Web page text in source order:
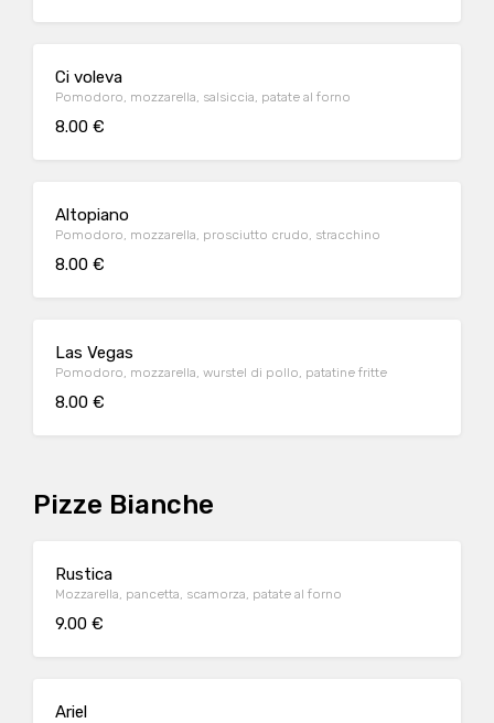
Ci voleva
Pomodoro, mozzarella, salsiccia, patate al forno
8.00 €
Altopiano
Pomodoro, mozzarella, prosciutto crudo, stracchino
8.00 €
Las Vegas
Pomodoro, mozzarella, wurstel di pollo, patatine fritte
8.00 €
Pizze Bianche
Rustica
Mozzarella, pancetta, scamorza, patate al forno
9.00 €
Ariel